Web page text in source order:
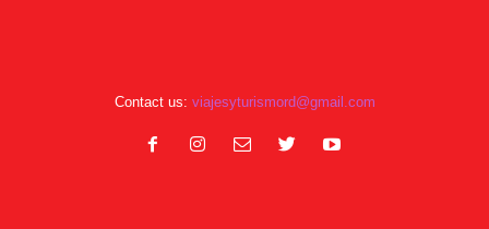
Contact us: viajesyturismord@gmail.com